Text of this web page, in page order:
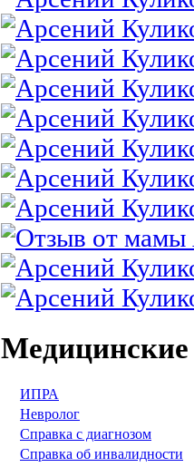
ИПРА
Невролог
Справка с диагнозом
Справка об инвалидности